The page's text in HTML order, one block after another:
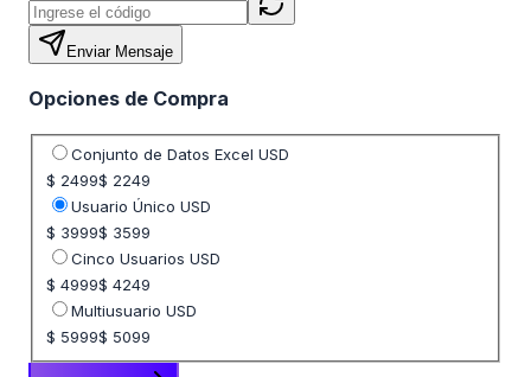
Enviar Mensaje
Opciones de Compra
Seleccione opción de precio
Conjunto de Datos Excel USD
$ 2499$ 2249
Usuario Único USD
$ 3999$ 3599
Cinco Usuarios USD
$ 4999$ 4249
Multiusuario USD
$ 5999$ 5099